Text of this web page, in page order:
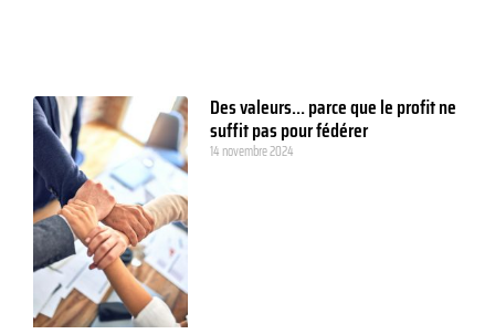
Des valeurs… parce que le profit ne
suffit pas pour fédérer
14 novembre 2024